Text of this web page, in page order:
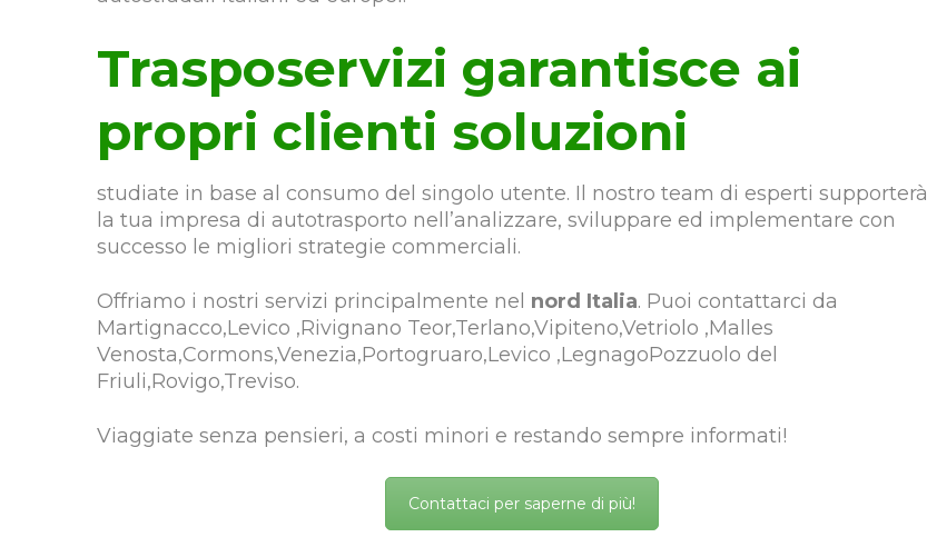
Trasposervizi garantisce ai
propri clienti soluzioni
studiate in base al consumo del singolo utente. Il nostro team di esperti supporterà
la tua impresa di autotrasporto nell’analizzare, sviluppare ed implementare con
successo le migliori strategie commerciali.
Offriamo i nostri servizi principalmente nel nord Italia. Puoi contattarci da
Martignacco,Levico ,Rivignano Teor,Terlano,Vipiteno,Vetriolo ,Malles
Venosta,Cormons,Venezia,Portogruaro,Levico ,LegnagoPozzuolo del
Friuli,Rovigo,Treviso.
Viaggiate senza pensieri, a costi minori e restando sempre informati!
Contattaci per saperne di più!